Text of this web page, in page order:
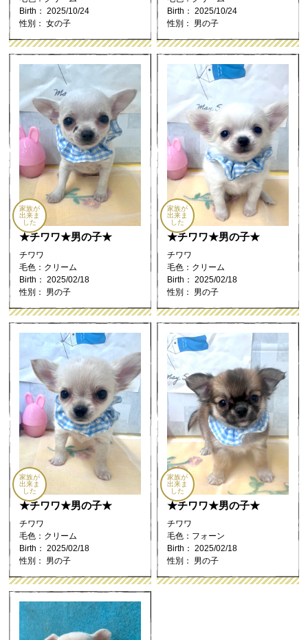
Birth： 2025/10/24
性別： 女の子
Birth： 2025/10/24
性別： 男の子
家族が
出来ま
した
★チワワ★男の子★
チワワ
毛色：クリーム
Birth： 2025/02/18
性別： 男の子
家族が
出来ま
した
★チワワ★男の子★
チワワ
毛色：クリーム
Birth： 2025/02/18
性別： 男の子
家族が
出来ま
した
★チワワ★男の子★
チワワ
毛色：クリーム
Birth： 2025/02/18
性別： 男の子
家族が
出来ま
した
★チワワ★男の子★
チワワ
毛色：フォーン
Birth： 2025/02/18
性別： 男の子